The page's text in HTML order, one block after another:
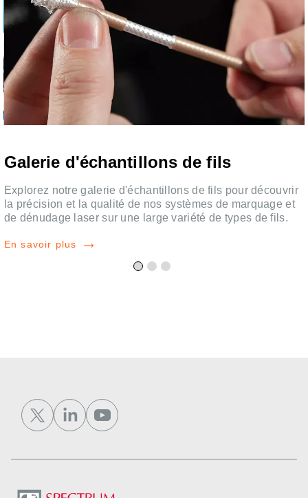
Galerie d'échantillons de fils
Explorez notre galerie d'échantillons de fils pour découvrir
la précision et la qualité de nos systèmes de marquage et
de dénudage laser sur une large variété de types de fils.
En savoir plus